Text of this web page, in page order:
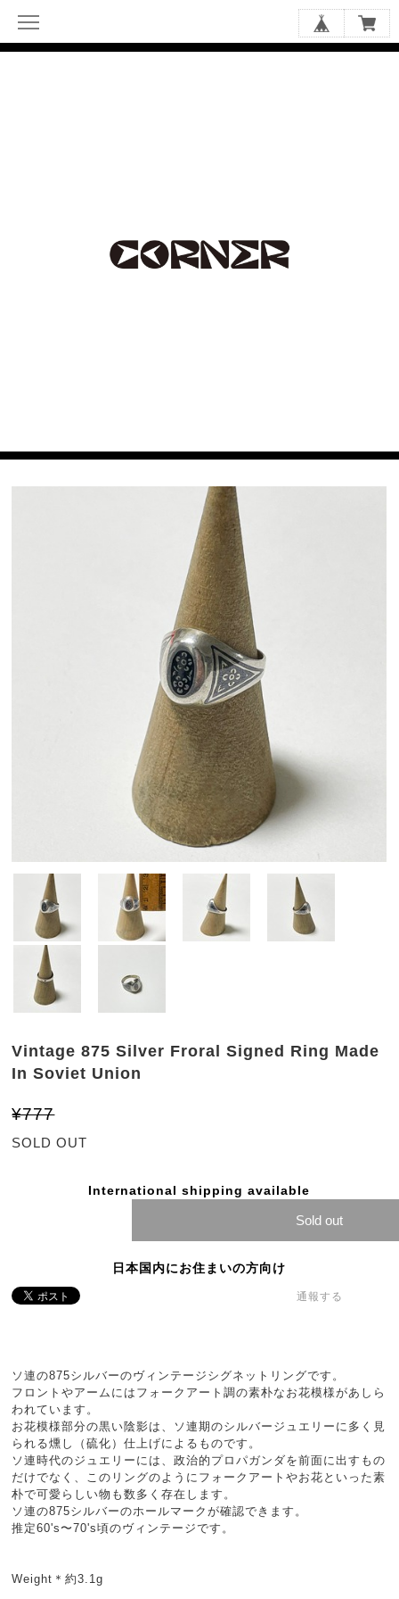
Vintage 875 Silver Froral Signed Ring Made
In Soviet Union
¥777
SOLD OUT
International shipping available
Sold out
日本国内にお住まいの方向け
通報する
ソ連の875シルバーのヴィンテージシグネットリングです。
フロントやアームにはフォークアート調の素朴なお花模様があしら
われています。
お花模様部分の黒い陰影は、ソ連期のシルバージュエリーに多く見
られる燻し（硫化）仕上げによるものです。
ソ連時代のジュエリーには、政治的プロパガンダを前面に出すもの
だけでなく、このリングのようにフォークアートやお花といった素
朴で可愛らしい物も数多く存在します。
ソ連の875シルバーのホールマークが確認できます。
推定60's〜70's頃のヴィンテージです。
Weight＊約3.1g